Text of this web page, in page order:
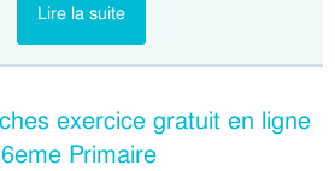
Lire la suite
exercice gratuit en ligne
Primaire